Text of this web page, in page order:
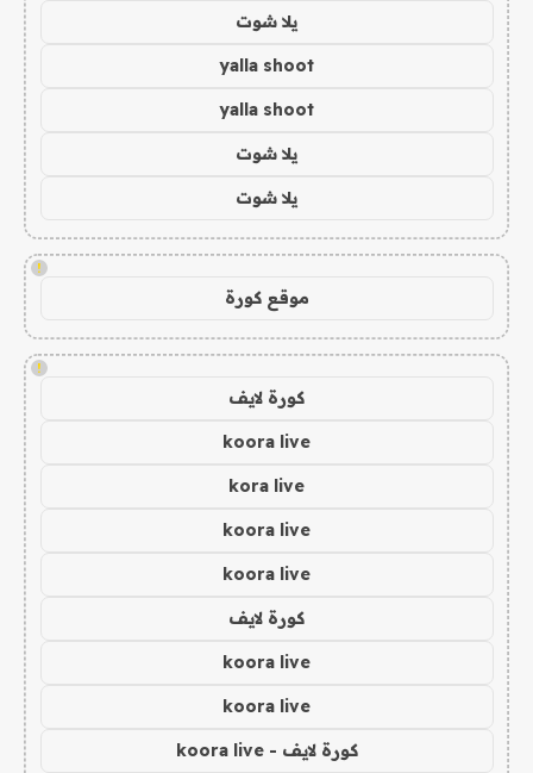
يلا شوت
yalla shoot
yalla shoot
يلا شوت
يلا شوت
!
موقع كورة
!
كورة لايف
koora live
kora live
koora live
koora live
كورة لايف
koora live
koora live
كورة لايف - koora live